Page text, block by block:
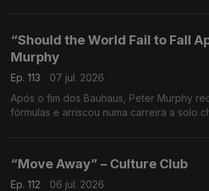
“Should the World Fail to Fall
Murphy
Ep. 113
07 jul. 2026
Após o fim dos Bauhaus, Peter Murphy
fórmulas e arriscou numa carreira a solo
“Move Away” – Culture Club
Ep. 112
06 jul. 2026